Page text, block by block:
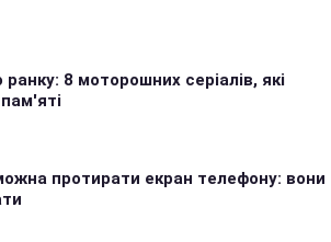
8 моторошних серіалів, які
протирати екран телефону: вони